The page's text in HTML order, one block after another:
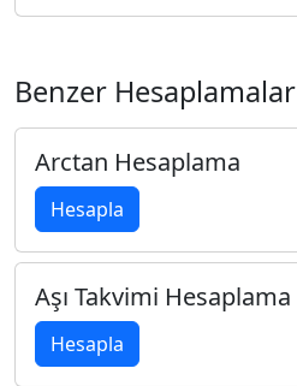
Benzer Hesaplamalar
Arctan Hesaplama
Hesapla
Aşı Takvimi Hesaplama
Hesapla